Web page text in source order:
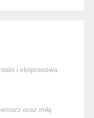
i ekspresowa
oraz miłą